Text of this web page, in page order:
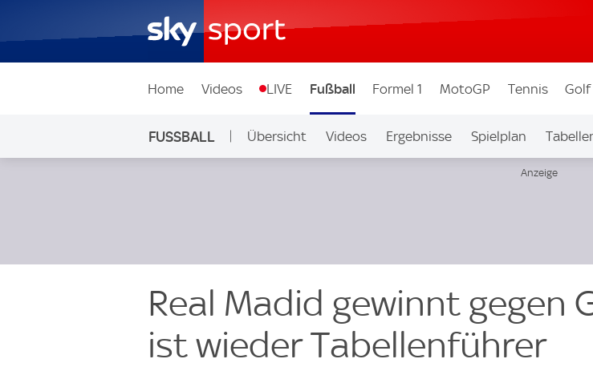
Home Videos LIVE Fußball Formel 1 MotoGP Tennis Golf
FUSSBALL Übersicht Videos Ergebnisse Spielplan
Real Madid gewinnt gegen
ist wieder Tabellenführer